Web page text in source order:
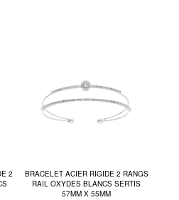
2
BRACELET ACIER RIGIDE 2 RANGS
RAIL OXYDES BLANCS SERTIS
57MM X 55MM